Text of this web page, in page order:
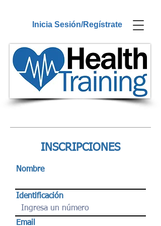
Inicia Sesión/Regístrate
INSCRIPCIONES
Nombre
Identificación
Email